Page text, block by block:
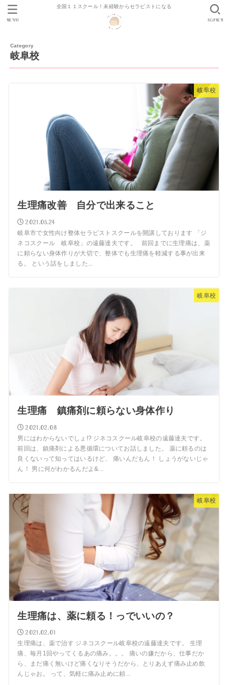
全国１１スクール！未経験からセラピストになる
SEARCH
MENU
岐阜校
岐阜校
生理痛改善 自分で出来ること
2021.05.24
岐阜市で女性向け整体セラピストスクールを開講しております 「ジ
ネコスクール 岐阜校」の遠藤達夫です。 前回までに生理痛は、薬
に頼らない身体作りが大切で、整体でも生理痛を軽減する事が出来
る。 という話をしました...
岐阜校
生理痛 鎮痛剤に頼らない身体作り
2021.02.08
男にはわからないでしょ!? ジネコスクール岐阜校の遠藤達夫です。
前回は、鎮痛剤による悪循環についてお話しました。 薬に頼るのは
良くないって知ってはいるけど、 痛いんだもん！ しょうがないじゃ
ん！ 男に何がわかるんだよ&...
岐阜校
生理痛は、薬に頼る！っでいいの？
2021.02.01
生理痛は、薬で治す ジネコスクール岐阜校の遠藤達夫です。 生理
痛、毎月1回やってくるあの痛み。。。 痛いの嫌だから、仕事だか
ら、まだ痛く無いけど痛くなりそうだから、とりあえず痛み止め飲
んじゃお。 って、気軽に痛み止めに頼...